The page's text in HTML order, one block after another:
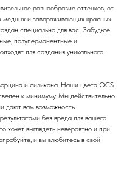
разнообразие оттенков, от
медных и завораживающих красных.
специально для вас! Забудьте
полуперманентные и
для создания уникального
и силикона. Наши цвета OCS
к минимуму. Мы действительно
дают вам возможность
без вреда для вашего
хочет выглядеть невероятно и при
и вы влюбитесь в свой